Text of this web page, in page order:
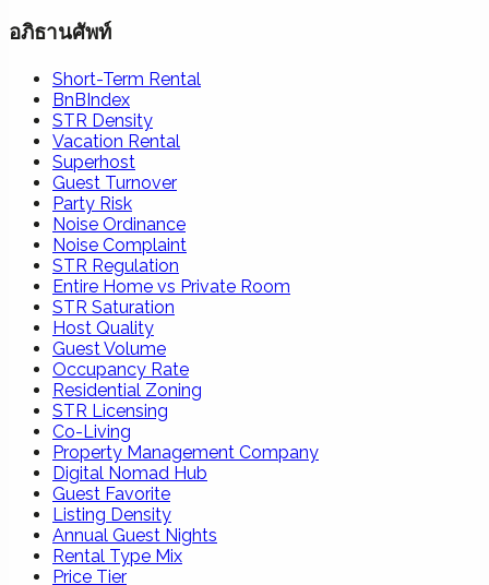
อภิธานศัพท์
Short-Term Rental
BnBIndex
STR Density
Vacation Rental
Superhost
Guest Turnover
Party Risk
Noise Ordinance
Noise Complaint
STR Regulation
Entire Home vs Private Room
STR Saturation
Host Quality
Guest Volume
Occupancy Rate
Residential Zoning
STR Licensing
Co-Living
Property Management Company
Digital Nomad Hub
Guest Favorite
Listing Density
Annual Guest Nights
Rental Type Mix
Price Tier